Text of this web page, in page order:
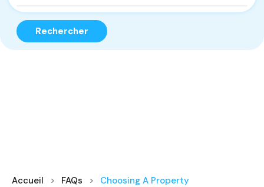
Rechercher
Accueil FAQs Choosing A Property